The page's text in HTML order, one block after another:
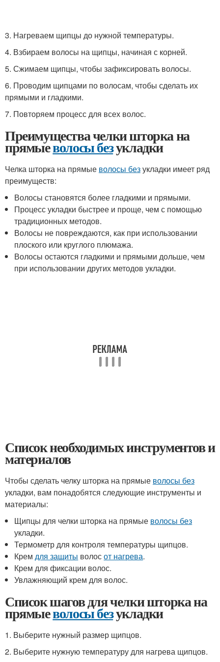
3. Нагреваем щипцы до нужной температуры.
4. Взбираем волосы на щипцы, начиная с корней.
5. Сжимаем щипцы, чтобы зафиксировать волосы.
6. Проводим щипцами по волосам, чтобы сделать их
прямыми и гладкими.
7. Повторяем процесс для всех волос.
Преимущества челки шторка на
прямыеволосы безукладки
Челка шторка на прямые волосы безукладки имеет ряд
преимуществ:
Волосы становятся более гладкими и прямыми.
Процесс укладки быстрее и проще, чем с помощью
традиционных методов.
Волосы не повреждаются, как при использовании
плоского или круглого плюмажа.
Волосы остаются гладкими и прямыми дольше, чем
при использовании других методов укладки.
Список необходимых инструментов и
материалов
Чтобы сделать челку шторка на прямые волосы без
укладки, вам понадобятся следующие инструменты и
материалы:
Щипцы для челки шторка на прямые волосы без
укладки.
Термометр для контроля температуры щипцов.
Кремдля защиты волосот нагрева.
Крем для фиксации волос.
Увлажняющий крем для волос.
Список шагов для челки шторка на
прямыеволосы безукладки
1. Выберите нужный размер щипцов.
2. Выберите нужную температуру для нагрева щипцов.